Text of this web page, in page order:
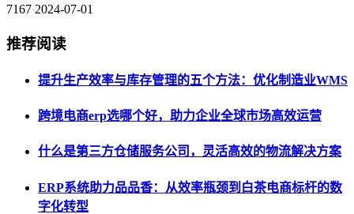
7167 2024-07-01
推荐阅读
提升生产效率与库存管理的五个方法：优化制造业WMS
跨境电商erp选哪个好，助力企业全球市场高效运营
什么是第三方仓储服务公司，灵活高效的物流解决方案
ERP系统助力品品香：从效率瓶颈到白茶电商标杆的数
字化转型